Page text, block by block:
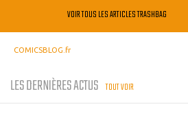
VOIR TOUS LES ARTICLES TRASHBAG
COMICSBLOG.fr
LES DERNIÈRES ACTUS TOUT VOIR